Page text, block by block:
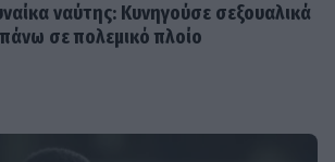
ναύτης: Κυνηγούσε σεξουαλικά
σε πολεμικό πλοίο